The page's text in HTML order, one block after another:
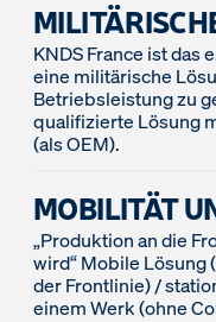
KNDS France ist das
eine militärische
Betriebsleistung zu
qualifizierte Lösung
(als OEM).
MOBILITÄT
„Produktion an die
wird“ Mobile Lösung
der Frontlinie) /
einem Werk (ohne